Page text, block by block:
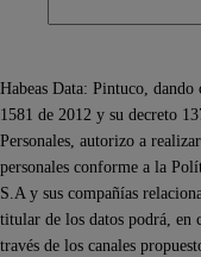
Habeas Data: Pintuco,
1581 de 2012 y su decreto
Personales, autorizo a
personales conforme a la
S.A y sus compañías
titular de los datos podrá, en
través de los canales